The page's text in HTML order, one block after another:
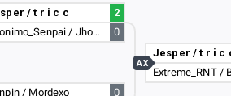
/ t r i c c
2
Anonimo_Senpai / JhonnyXDMD
0
/ Mordexo
0
Jesper / t r i c
AX